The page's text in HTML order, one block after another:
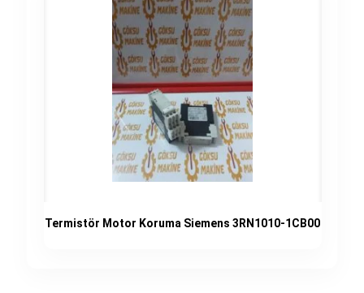
Termistör Motor Koruma Siemens 3RN1010-1CB00